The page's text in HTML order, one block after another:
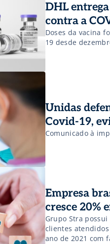
DHL
contra a
Doses da vacina
19 desde
Unidas
Covid-19,
Comunicado à
Empresa
cresce 20%
Grupo Stra
clientes
ano de 2021 com